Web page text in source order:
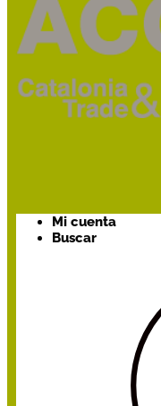
Mi cuenta
Buscar